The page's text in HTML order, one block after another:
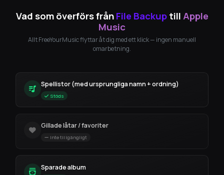
Vad som överförs frånFile BackuptillApple
Music
Allt FreeYourMusic flyttar åt dig med ett klick — ingen manuell
omarbetning.
Spellistor (med ursprungliga namn + ordning)
Stöds
Gillade låtar / favoriter
Inte tillgängligt
Sparade album